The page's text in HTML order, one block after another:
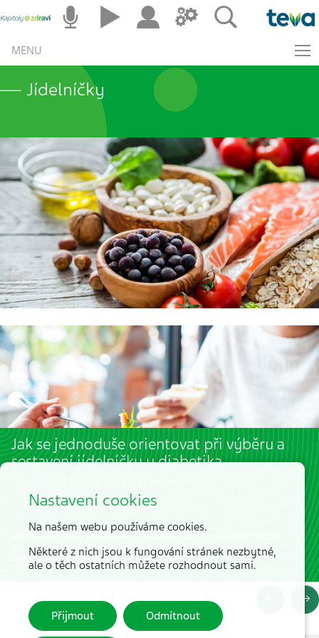
MENU
Jídelníčky
Jak se jednoduše orientovat při výběru a
sestavení jídelníčku u diabetika
Většina diabetiků potřebuje stravu, která obsahuje přibližně 250
gramů sacharidů, 80 gramů tuků, 95 gramů bílkovin (tedy 2100
kcal/den).Jednoduchý…
Nastavení cookies
Na našem webu používáme cookies.
Některé z nich jsou k fungování stránek nezbytné,
ale o těch ostatních můžete rozhodnout sami.
Přijmout Odmítnout